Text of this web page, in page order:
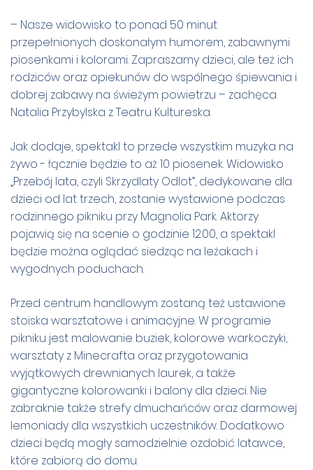
– Nasze widowisko to ponad 50 minut
przepełnionych doskonałym humorem, zabawnymi
piosenkami i kolorami. Zapraszamy dzieci, ale też ich
rodziców oraz opiekunów do wspólnego śpiewania i
dobrej zabawy na świeżym powietrzu – zachęca
Natalia Przybylska z Teatru Kultureska.
Jak dodaje, spektakl to przede wszystkim muzyka na
żywo - łącznie będzie to aż 10 piosenek. Widowisko
„Przebój lata, czyli Skrzydlaty Odlot”, dedykowane dla
dzieci od lat trzech, zostanie wystawione podczas
rodzinnego pikniku przy Magnolia Park. Aktorzy
pojawią się na scenie o godzinie 12.00, a spektakl
będzie można oglądać siedząc na leżakach i
wygodnych poduchach.
Przed centrum handlowym zostaną też ustawione
stoiska warsztatowe i animacyjne. W programie
pikniku jest malowanie buziek, kolorowe warkoczyki,
warsztaty z Minecrafta oraz przygotowania
wyjątkowych drewnianych laurek, a także
gigantyczne kolorowanki i balony dla dzieci. Nie
zabraknie także strefy dmuchańców oraz darmowej
lemoniady dla wszystkich uczestników. Dodatkowo
dzieci będą mogły samodzielnie ozdobić latawce,
które zabiorą do domu.